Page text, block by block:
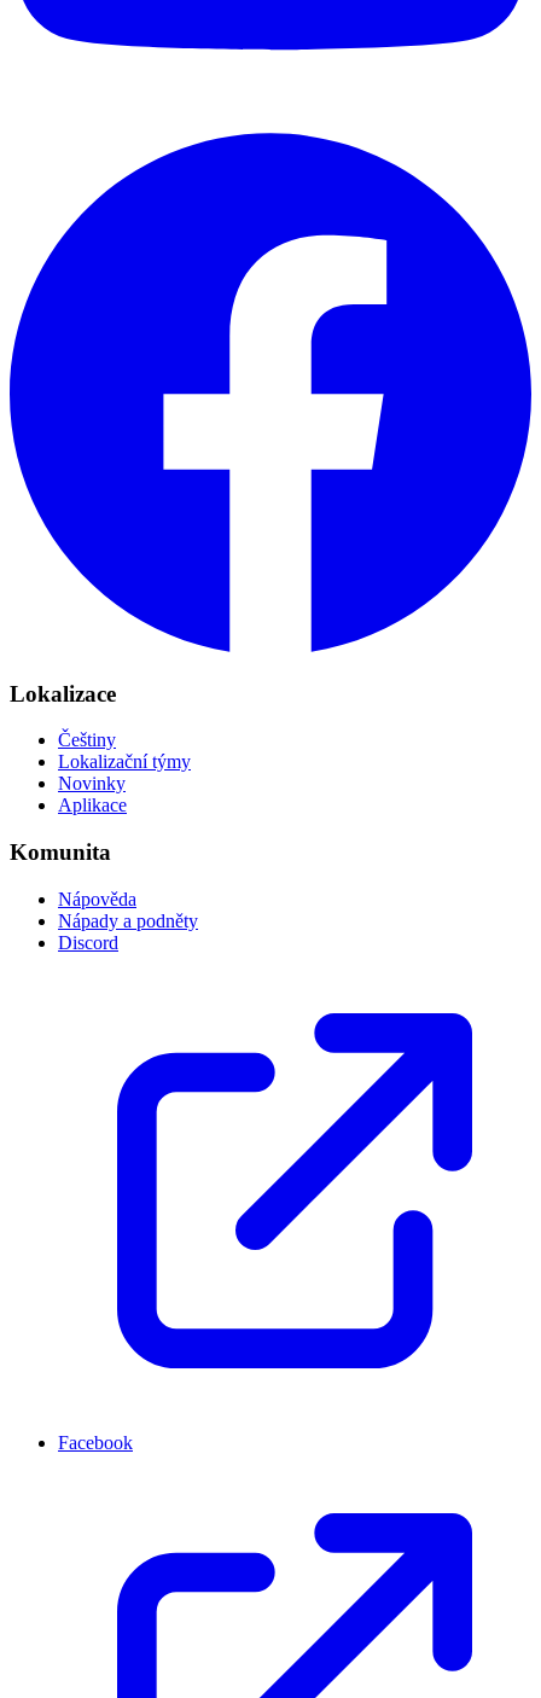
Lokalizace
Češtiny
Lokalizační týmy
Novinky
Aplikace
Komunita
Nápověda
Nápady a podněty
Discord
Facebook